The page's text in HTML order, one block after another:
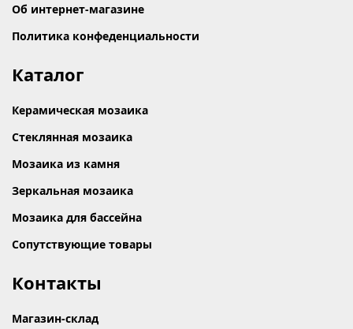
Об интернет-магазине
Политика конфеденциальности
Каталог
Керамическая мозаика
Стеклянная мозаика
Мозаика из камня
Зеркальная мозаика
Мозаика для бассейна
Сопутствующие товары
Контакты
Магазин-склад